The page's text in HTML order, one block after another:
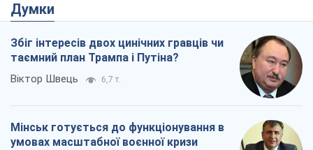
Думки
Збіг інтересів двох цинічних гравців чи
таємний план Трампа і Путіна?
Віктор Швець 6,7 т.
Мінськ готується до функціонування в
умовах масштабної воєнної кризи